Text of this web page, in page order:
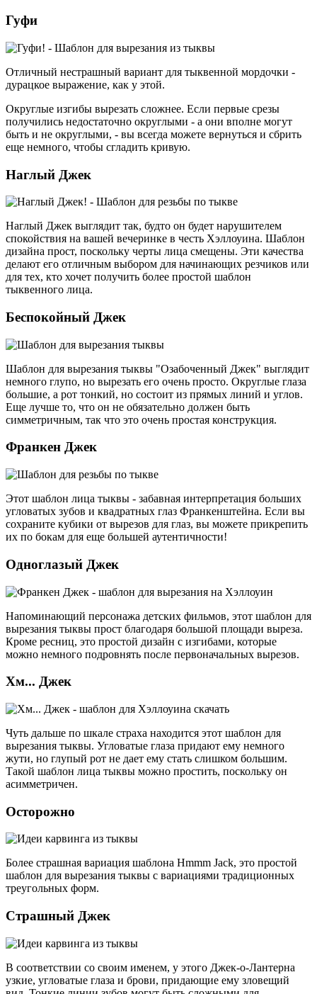
Гуфи
Отличный нестрашный вариант для тыквенной мордочки -
дурацкое выражение, как у этой.
Округлые изгибы вырезать сложнее. Если первые срезы
получились недостаточно округлыми - а они вполне могут
быть и не округлыми, - вы всегда можете вернуться и сбрить
еще немного, чтобы сгладить кривую.
Наглый Джек
Наглый Джек выглядит так, будто он будет нарушителем
спокойствия на вашей вечеринке в честь Хэллоуина. Шаблон
дизайна прост, поскольку черты лица смещены. Эти качества
делают его отличным выбором для начинающих резчиков или
для тех, кто хочет получить более простой шаблон
тыквенного лица.
Беспокойный Джек
Шаблон для вырезания тыквы "Озабоченный Джек" выглядит
немного глупо, но вырезать его очень просто. Округлые глаза
большие, а рот тонкий, но состоит из прямых линий и углов.
Еще лучше то, что он не обязательно должен быть
симметричным, так что это очень простая конструкция.
Франкен Джек
Этот шаблон лица тыквы - забавная интерпретация больших
угловатых зубов и квадратных глаз Франкенштейна. Если вы
сохраните кубики от вырезов для глаз, вы можете прикрепить
их по бокам для еще большей аутентичности!
Одноглазый Джек
Напоминающий персонажа детских фильмов, этот шаблон для
вырезания тыквы прост благодаря большой площади выреза.
Кроме ресниц, это простой дизайн с изгибами, которые
можно немного подровнять после первоначальных вырезов.
Хм... Джек
Чуть дальше по шкале страха находится этот шаблон для
вырезания тыквы. Угловатые глаза придают ему немного
жути, но глупый рот не дает ему стать слишком большим.
Такой шаблон лица тыквы можно простить, поскольку он
асимметричен.
Осторожно
Более страшная вариация шаблона Hmmm Jack, это простой
шаблон для вырезания тыквы с вариациями традиционных
треугольных форм.
Страшный Джек
В соответствии со своим именем, у этого Джек-о-Лантерна
узкие, угловатые глаза и брови, придающие ему зловещий